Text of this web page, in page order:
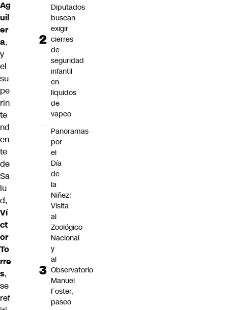
Ag
uil
er
a,
y
el
su
pe
rin
te
nd
en
te
de
Sa
lu
d,
Ví
ct
or
To
rre
s,
se
ref
Diputados
buscan
exigir
cierres
de
seguridad
infantil
en
líquidos
de
vapeo
Panoramas
por
el
Día
de
la
Niñez:
Visita
al
Zoológico
Nacional
y
al
Observatorio
Manuel
Foster,
paseo